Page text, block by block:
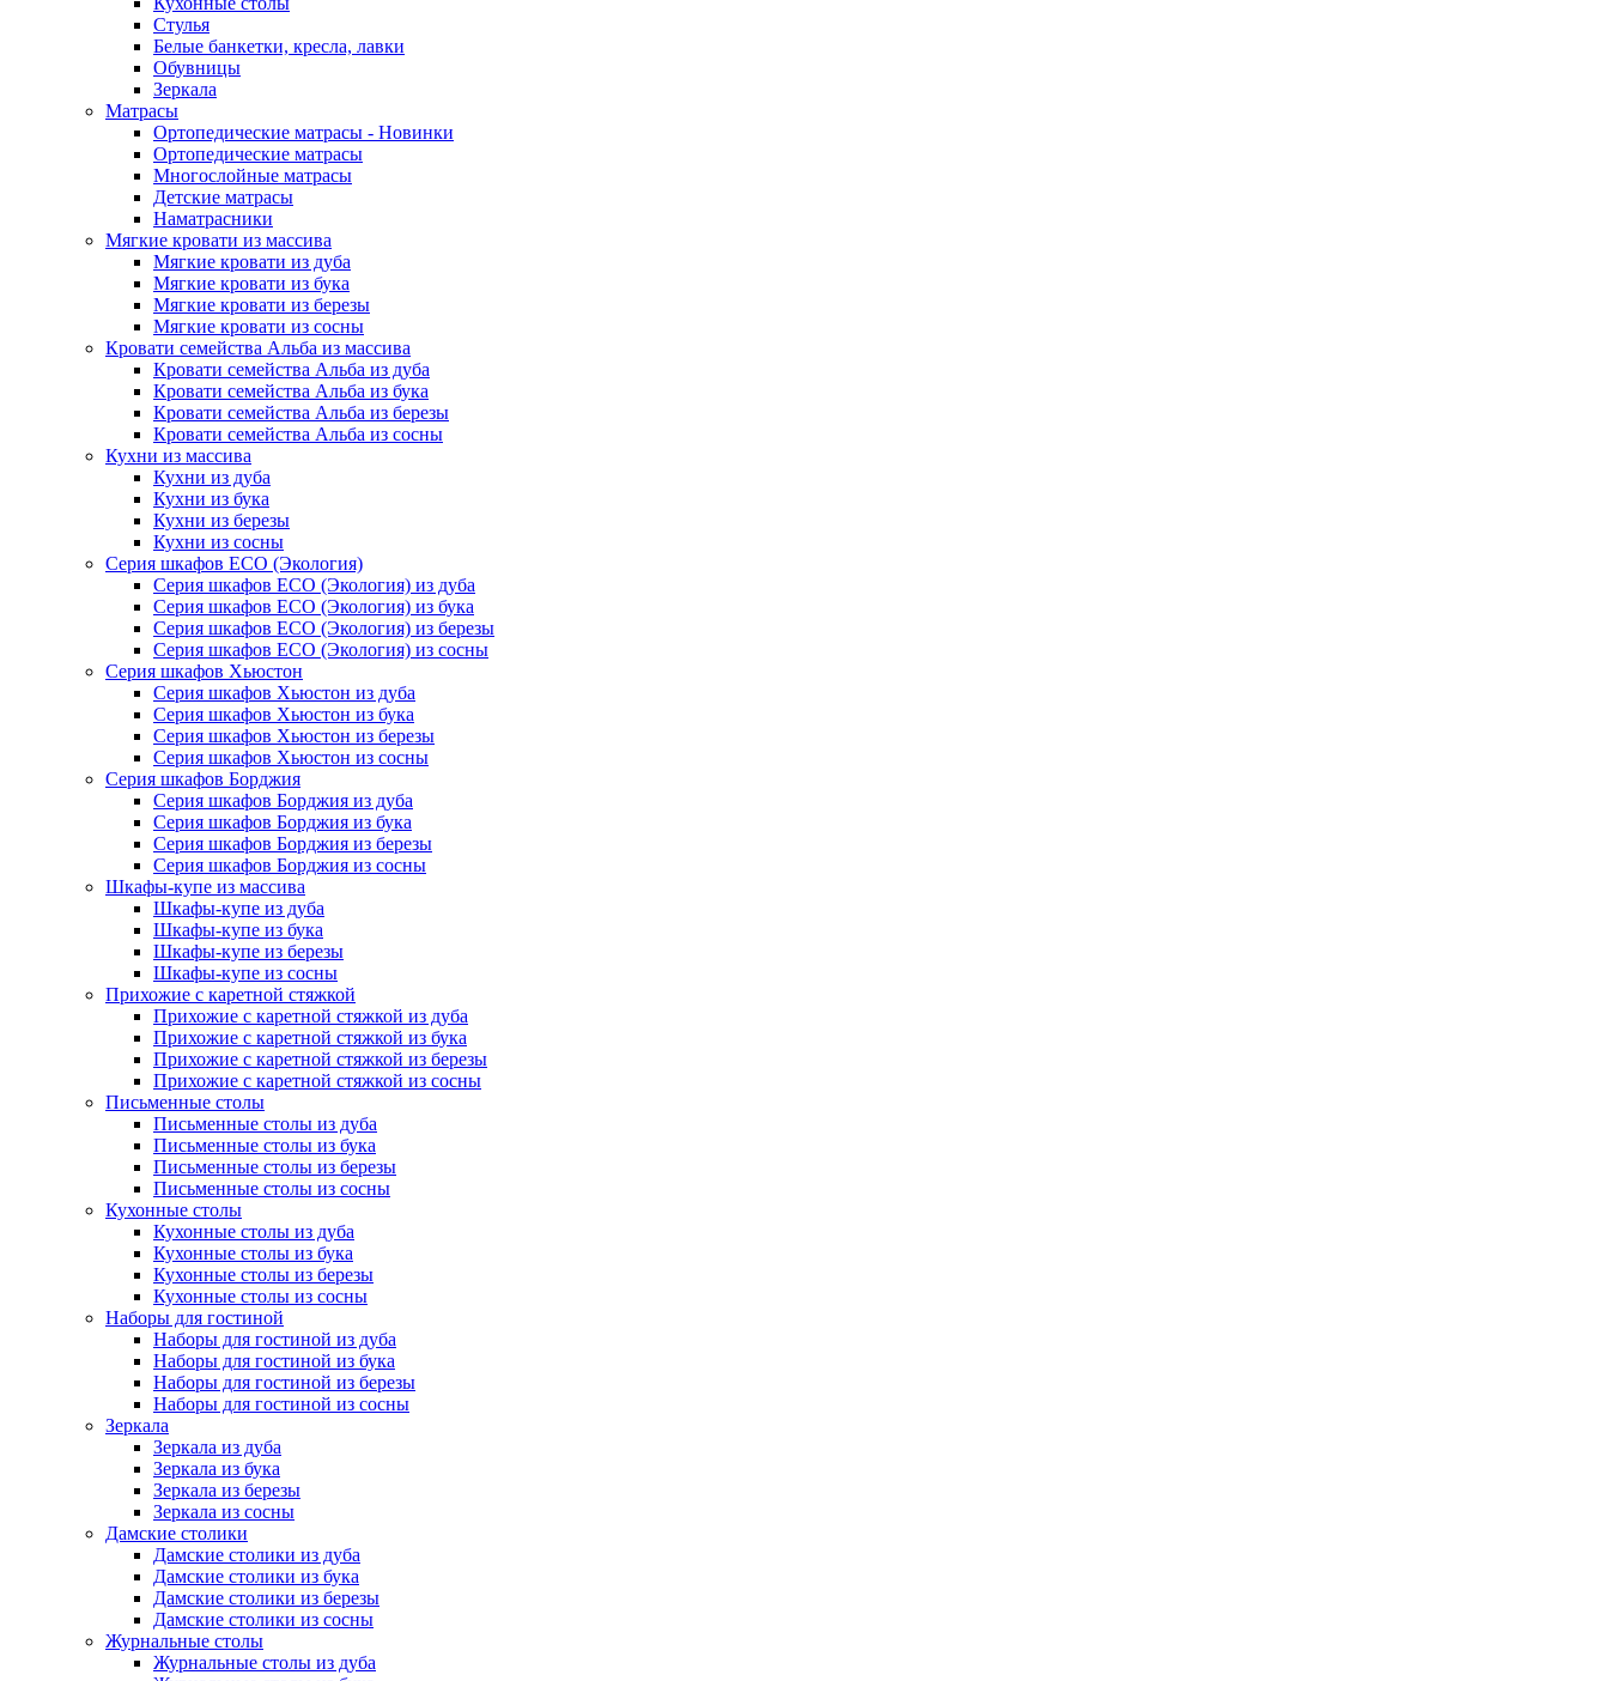
Стулья
Белые банкетки, кресла, лавки
Обувницы
Зеркала
Матрасы
Ортопедические матрасы - Новинки
Ортопедические матрасы
Многослойные матрасы
Детские матрасы
Наматрасники
Мягкие кровати из массива
Мягкие кровати из дуба
Мягкие кровати из бука
Мягкие кровати из березы
Мягкие кровати из сосны
Кровати семейства Альба из массива
Кровати семейства Альба из дуба
Кровати семейства Альба из бука
Кровати семейства Альба из березы
Кровати семейства Альба из сосны
Кухни из массива
Кухни из дуба
Кухни из бука
Кухни из березы
Кухни из сосны
Серия шкафов ECO (Экология)
Серия шкафов ECO (Экология) из дуба
Серия шкафов ECO (Экология) из бука
Серия шкафов ECO (Экология) из березы
Серия шкафов ECO (Экология) из сосны
Серия шкафов Хьюстон
Серия шкафов Хьюстон из дуба
Серия шкафов Хьюстон из бука
Серия шкафов Хьюстон из березы
Серия шкафов Хьюстон из сосны
Серия шкафов Борджия
Серия шкафов Борджия из дуба
Серия шкафов Борджия из бука
Серия шкафов Борджия из березы
Серия шкафов Борджия из сосны
Шкафы-купе из массива
Шкафы-купе из дуба
Шкафы-купе из бука
Шкафы-купе из березы
Шкафы-купе из сосны
Прихожие с каретной стяжкой
Прихожие с каретной стяжкой из дуба
Прихожие с каретной стяжкой из бука
Прихожие с каретной стяжкой из березы
Прихожие с каретной стяжкой из сосны
Письменные столы
Письменные столы из дуба
Письменные столы из бука
Письменные столы из березы
Письменные столы из сосны
Кухонные столы
Кухонные столы из дуба
Кухонные столы из бука
Кухонные столы из березы
Кухонные столы из сосны
Наборы для гостиной
Наборы для гостиной из дуба
Наборы для гостиной из бука
Наборы для гостиной из березы
Наборы для гостиной из сосны
Зеркала
Зеркала из дуба
Зеркала из бука
Зеркала из березы
Зеркала из сосны
Дамские столики
Дамские столики из дуба
Дамские столики из бука
Дамские столики из березы
Дамские столики из сосны
Журнальные столы
Журнальные столы из дуба